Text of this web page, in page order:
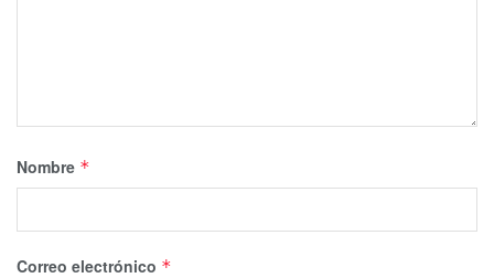
Nombre *
Correo electrónico *